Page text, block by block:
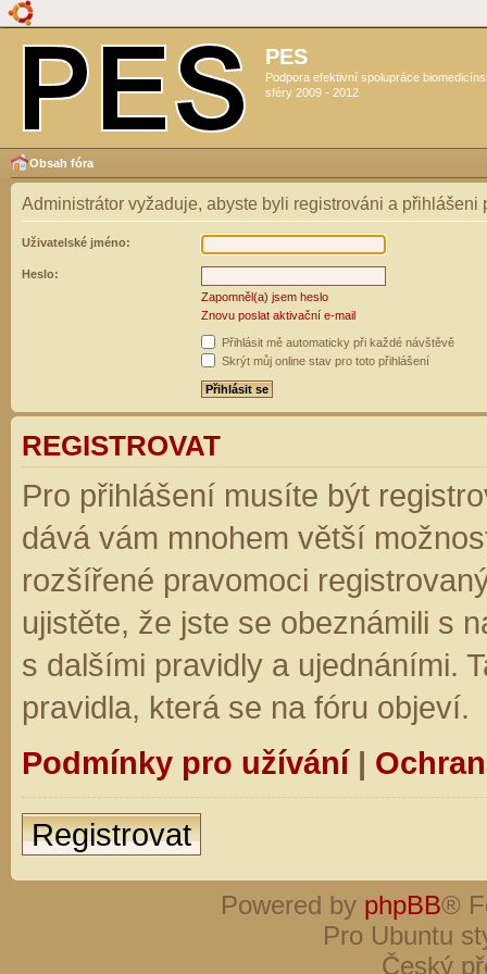
PES
Podpora efektivní spolupráce
sféry 2009 - 2012
Obsah fóra
Administrátor vyžaduje, abyste byli registrováni a přihlášeni
Uživatelské jméno:
Heslo:
Zapomněl(a) jsem heslo
Znovu poslat aktivační e-mail
Přihlásit mě automaticky při každé návštěvě
Skrýt můj online stav pro toto přihlášení
REGISTROVAT
Pro přihlášení musíte být
dává vám mnohem větší
rozšířené pravomoci
ujistěte, že jste se obeznámili s
s dalšími pravidly a ujednáními.
pravidla, která se na fóru objeví.
Podmínky pro užívání|
Registrovat
Powered by phpBB®
Pro Ubuntu
Český